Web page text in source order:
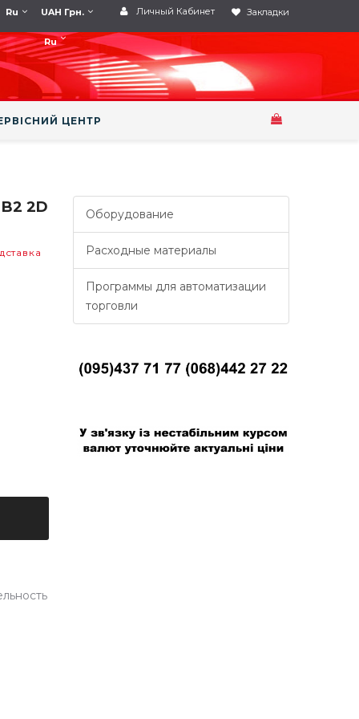
Закладки
Личный Кабинет
UAH Грн.
Ru
Ru
ЦЕНТР
2D Оборудование
Расходные материалы
Программы для автоматизации
торговли